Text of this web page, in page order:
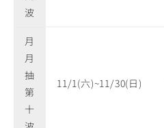
波
月
月
抽
第
十
11/1(六)~11/30(日)